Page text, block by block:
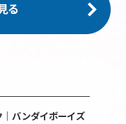
バンダイボーイズ